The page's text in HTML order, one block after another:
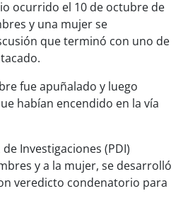
ocurrido el 10 de octubre de
y una mujer se
que terminó con uno de
fue apuñalado y luego
habían encendido en la vía
Investigaciones (PDI)
y a la mujer, se desarrolló
veredicto condenatorio para